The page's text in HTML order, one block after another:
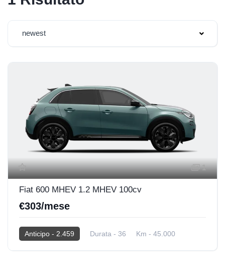
newest
1
Fiat 600 MHEV 1.2 MHEV 100cv
€303/mese
Anticipo - 2.459 Durata - 36
Km - 45.000